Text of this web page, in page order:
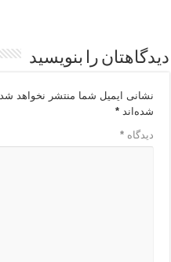
دیدگاهتان را بنویسید
نشانی ایمیل شما منتشر نخواهد شد.
شده‌اند*
دیدگاه*